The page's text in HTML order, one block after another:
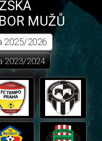
MUŽŮ
2025/2026
2023/2024